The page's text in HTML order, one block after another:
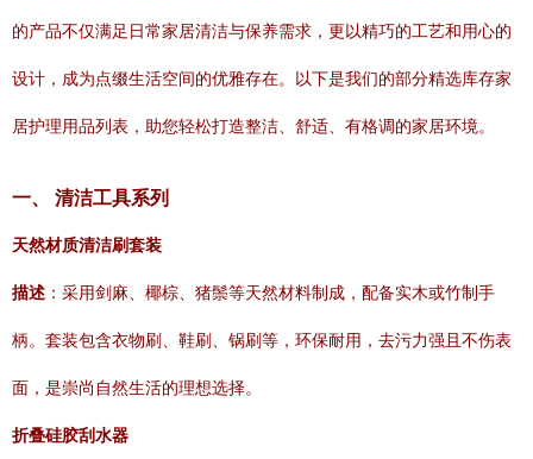
的产品不仅满足日常家居清洁与保养需求，更以精巧的工艺和用心的
设计，成为点缀生活空间的优雅存在。以下是我们的部分精选库存家
居护理用品列表，助您轻松打造整洁、舒适、有格调的家居环境。
一、 清洁工具系列
天然材质清洁刷套装
描述 ：采用剑麻、椰棕、猪鬃等天然材料制成，配备实木或竹制手
柄。套装包含衣物刷、鞋刷、锅刷等，环保耐用，去污力强且不伤表
面，是崇尚自然生活的理想选择。
折叠硅胶刮水器